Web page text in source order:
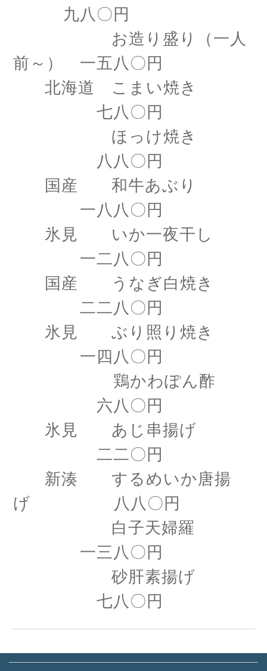
九八〇円
お造り盛り（一人
前～） 一五八〇円
北海道 こまい焼き
七八〇円
ほっけ焼き
八八〇円
国産 和牛あぶり
一八八〇円
氷見 いか一夜干し
一二八〇円
国産 うなぎ白焼き
二二八〇円
氷見 ぶり照り焼き
一四八〇円
鶏かわぽん酢
六八〇円
氷見 あじ串揚げ
二二〇円
新湊 するめいか唐揚
げ 八八〇円
白子天婦羅
一三八〇円
砂肝素揚げ
七八〇円